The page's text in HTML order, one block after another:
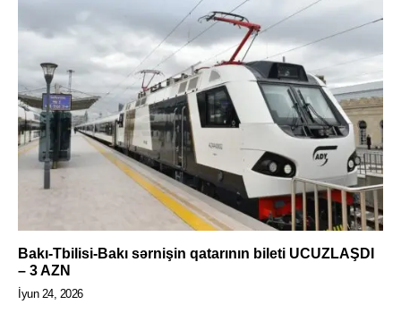
Bakı-Tbilisi-Bakı sərnişin qatarının bileti UCUZLAŞDI
– 3 AZN
İyun 24, 2026